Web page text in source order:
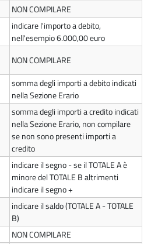
NON COMPILARE
indicare l'importo a debito,
nell'esempio 6.000,00 euro
NON COMPILARE
somma degli importi a debito indicati
nella Sezione Erario
somma degli importi a credito indicati
nella Sezione Erario, non compilare
se non sono presenti importi a
credito
indicare il segno - se il TOTALE A è
minore del TOTALE B altrimenti
indicare il segno +
indicare il saldo (TOTALE A - TOTALE
B)
NON COMPILARE